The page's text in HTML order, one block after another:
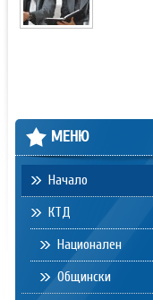
МЕНЮ
Начало
КТД
Национален
Общински